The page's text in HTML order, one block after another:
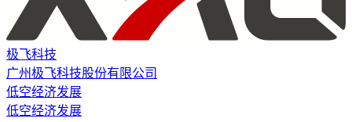
极飞科技
广州极飞科技股份有限公司
低空经济发展
低空经济发展